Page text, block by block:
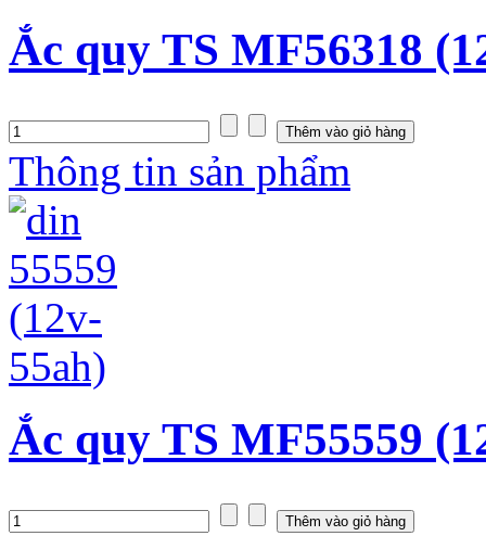
Ắc quy TS MF56318
Thông tin sản phẩm
Ắc quy TS MF55559